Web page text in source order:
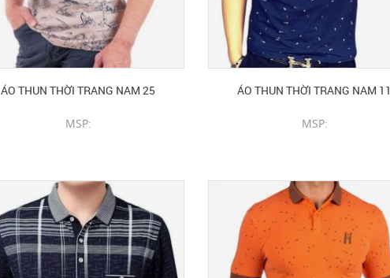
ÁO THUN THỜI TRANG NAM 25
MSP:
ÁO THUN THỜI TRANG NAM 11
MSP: